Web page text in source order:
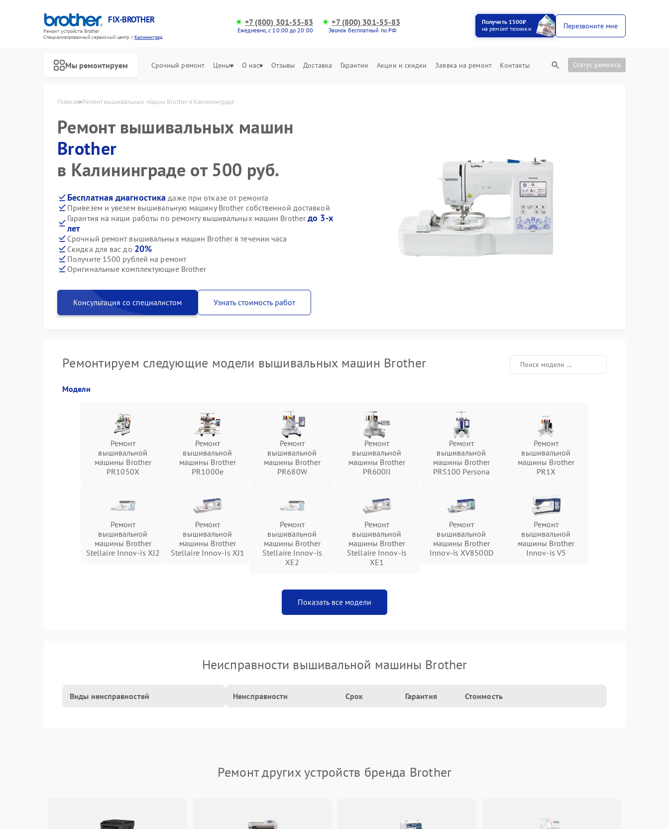
FIX-BROTHER
Ремонт устройств Brother
Специализированный cервисный центр г.Калининград
+7 (800) 301-55-83
Ежедневно, с 10:00 до 20:00
+7 (800) 301-55-83
Звонок бесплатный по РФ
Получить 1500₽
на ремонт техники
Перезвоните мне
Мы ремонтируем Срочный ремонт Цены О нас Отзывы Доставка Гарантии Акции и скидки Заявка на ремонт Контакты Статус ремонта
Главная Ремонт вышивальных машин Brother в Калининграде
Ремонт вышивальных машин
Brother
в Калининграде от 500 руб.
Бесплатная диагностика даже при отказе от ремонта
Привезем и увезем вышивальную машину Brother собственной доставкой
Гарантия на наши работы по ремонту вышивальных машин Brotherдо 3-х
лет
Срочный ремонт вышивальных машин Brother в течении часа
Скидка для вас до 20%
Получите 1500 рублей на ремонт
Оригинальные комплектующие Brother
Консультация со специалистом Узнать стоимость работ
Ремонтируем следующие модели вышивальных машин Brother
Модели
Ремонт
вышивальной
машины Brother
PR1050X
Ремонт
вышивальной
машины Brother
PR1000e
Ремонт
вышивальной
машины Brother
PR680W
Ремонт
вышивальной
машины Brother
PR600II
Ремонт
вышивальной
машины Brother
PRS100 Persona
Ремонт
вышивальной
машины Brother
PR1X
Ремонт
вышивальной
машины Brother
Stellaire Innov-is XJ2
Ремонт
вышивальной
машины Brother
Stellaire Innov-is XJ1
Ремонт
вышивальной
машины Brother
Stellaire Innov-is
XE2
Ремонт
вышивальной
машины Brother
Stellaire Innov-is
XE1
Ремонт
вышивальной
машины Brother
Innov-is XV8500D
Ремонт
вышивальной
машины Brother
Innov-is V5
Показать все модели
Неисправности вышивальной машины Brother
Виды неисправностей Неисправности Срок Гарантия Стоимость
Ремонт других устройств бренда Brother